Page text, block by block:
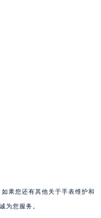
果您还有其他关于手表维护和
为您服务。